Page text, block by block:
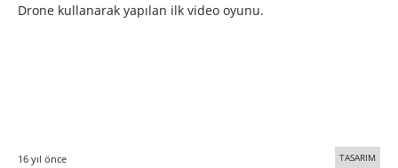
Drone kullanarak yapılan ilk video oyunu.
16 yıl önce TASARIM